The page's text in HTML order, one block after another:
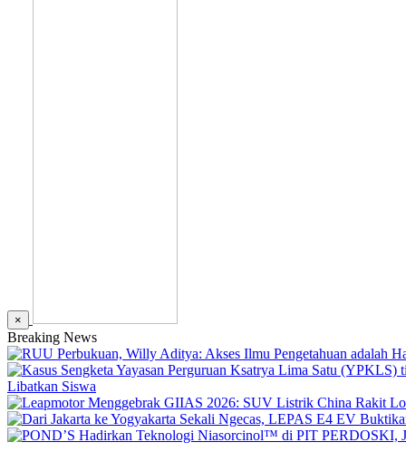
×
Breaking News
Libatkan Siswa